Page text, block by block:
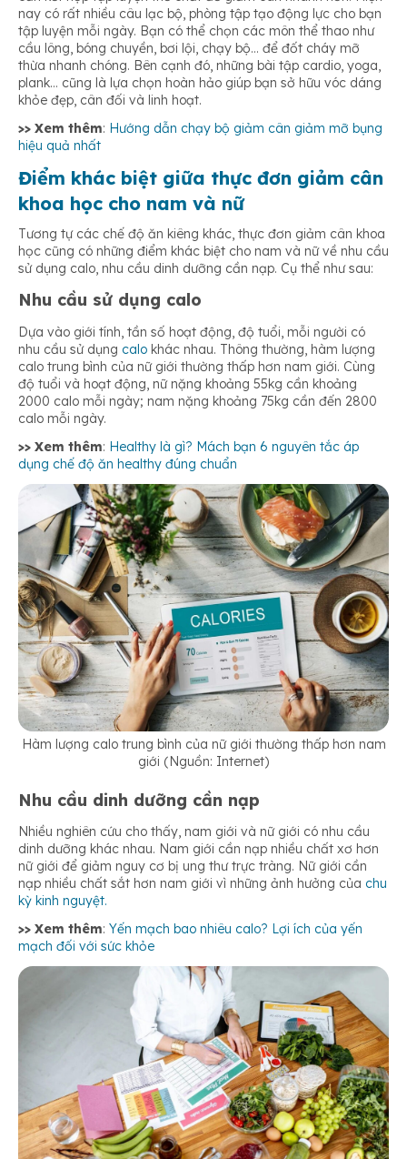
nay có rất nhiều câu lạc bộ, phòng tập tạo động lực cho bạn
tập luyện mỗi ngày. Bạn có thể chọn các môn thể thao như
cầu lông, bóng chuyền, bơi lội, chạy bộ… để đốt cháy mỡ
thừa nhanh chóng. Bên cạnh đó, những bài tập cardio, yoga,
plank… cũng là lựa chọn hoàn hảo giúp bạn sở hữu vóc dáng
khỏe đẹp, cân đối và linh hoạt.
>> Xem thêm: Hướng dẫn chạy bộ giảm cân giảm mỡ bụng
hiệu quả nhất
Điểm khác biệt giữa thực đơn giảm cân
khoa học cho nam và nữ
Tương tự các chế độ ăn kiêng khác, thực đơn giảm cân khoa
học cũng có những điểm khác biệt cho nam và nữ về nhu cầu
sử dụng calo, nhu cầu dinh dưỡng cần nạp. Cụ thể như sau:
Nhu cầu sử dụng calo
Dựa vào giới tính, tần số hoạt động, độ tuổi, mỗi người có
nhu cầu sử dụng calo khác nhau. Thông thường, hàm lượng
calo trung bình của nữ giới thường thấp hơn nam giới. Cùng
độ tuổi và hoạt động, nữ nặng khoảng 55kg cần khoảng
2000 calo mỗi ngày; nam nặng khoảng 75kg cần đến 2800
calo mỗi ngày.
>> Xem thêm: Healthy là gì? Mách bạn 6 nguyên tắc áp
dụng chế độ ăn healthy đúng chuẩn
Hàm lượng calo trung bình của nữ giới thường thấp hơn nam
giới (Nguồn: Internet)
Nhu cầu dinh dưỡng cần nạp
Nhiều nghiên cứu cho thấy, nam giới và nữ giới có nhu cầu
dinh dưỡng khác nhau. Nam giới cần nạp nhiều chất xơ hơn
nữ giới để giảm nguy cơ bị ung thư trực tràng. Nữ giới cần
nạp nhiều chất sắt hơn nam giới vì những ảnh hưởng của chu
kỳ kinh nguyệt.
>> Xem thêm: Yến mạch bao nhiêu calo? Lợi ích của yến
mạch đối với sức khỏe